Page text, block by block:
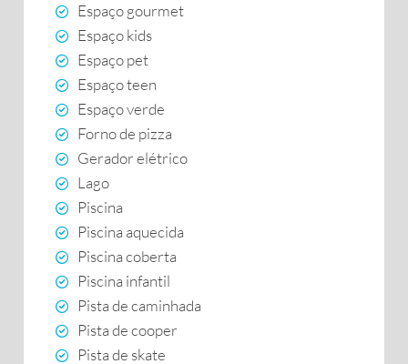
Espaço gourmet
Espaço kids
Espaço pet
Espaço teen
Espaço verde
Forno de pizza
Gerador elétrico
Lago
Piscina
Piscina aquecida
Piscina coberta
Piscina infantil
Pista de caminhada
Pista de cooper
Pista de skate